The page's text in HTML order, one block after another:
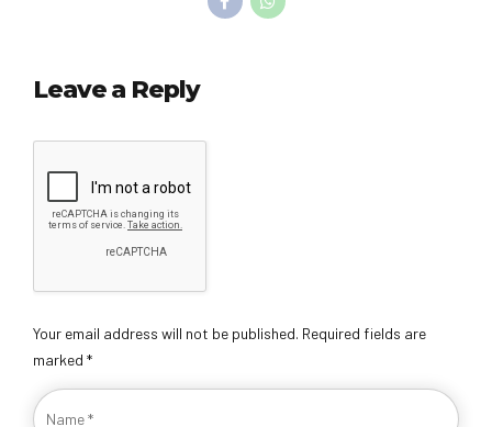
Leave a Reply
Your email address will not be published. Required fields are
marked *